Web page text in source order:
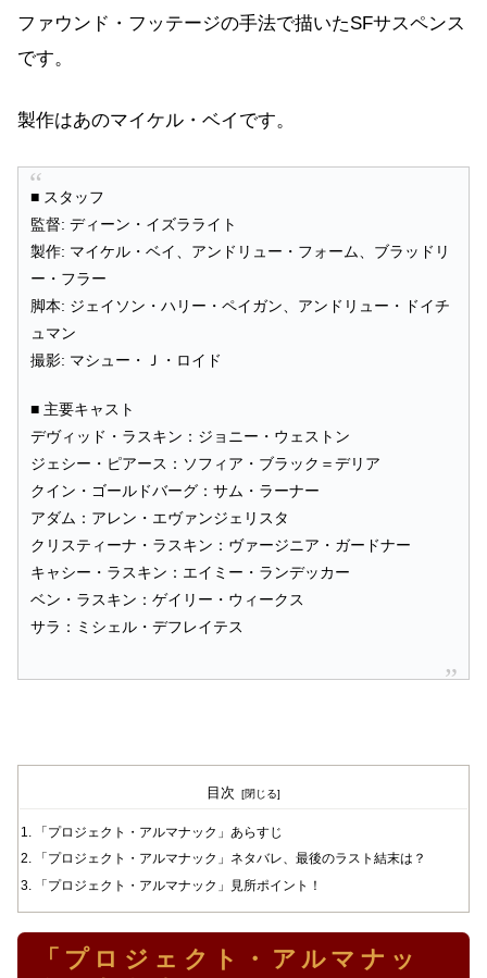
ファウンド・フッテージの手法で描いたSFサスペンス
です。
製作はあのマイケル・ベイです。
■ スタッフ
監督: ディーン・イズラライト
製作: マイケル・ベイ、アンドリュー・フォーム、ブラッドリ
ー・フラー
脚本: ジェイソン・ハリー・ペイガン、アンドリュー・ドイチ
ュマン
撮影: マシュー・Ｊ・ロイド
■ 主要キャスト
デヴィッド・ラスキン：ジョニー・ウェストン
ジェシー・ピアース：ソフィア・ブラック＝デリア
クイン・ゴールドバーグ：サム・ラーナー
アダム：アレン・エヴァンジェリスタ
クリスティーナ・ラスキン：ヴァージニア・ガードナー
キャシー・ラスキン：エイミー・ランデッカー
ベン・ラスキン：ゲイリー・ウィークス
サラ：ミシェル・デフレイテス
目次
「プロジェクト・アルマナック」あらすじ
「プロジェクト・アルマナック」ネタバレ、最後のラスト結末は？
「プロジェクト・アルマナック」見所ポイント！
「プロジェクト・アルマナッ